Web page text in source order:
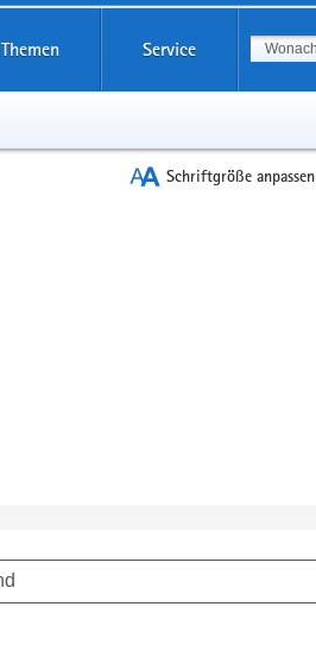
Themen Service
Schriftgröße anpassen